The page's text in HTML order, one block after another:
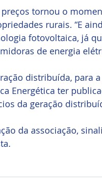
preços tornou o
rurais. “E
fotovoltaica, já
de energia
distribuída, para
Energética ter
da geração
da associação,